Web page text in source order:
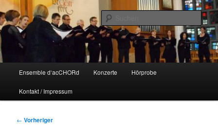
Zum
primären
Inhalt
springenEnsemble d‘acCHORd
Ensemble d‘acCHORd Konzerte Hörprobe
Kontakt / Impressum
Beitragsnavigation
← Vorheriger